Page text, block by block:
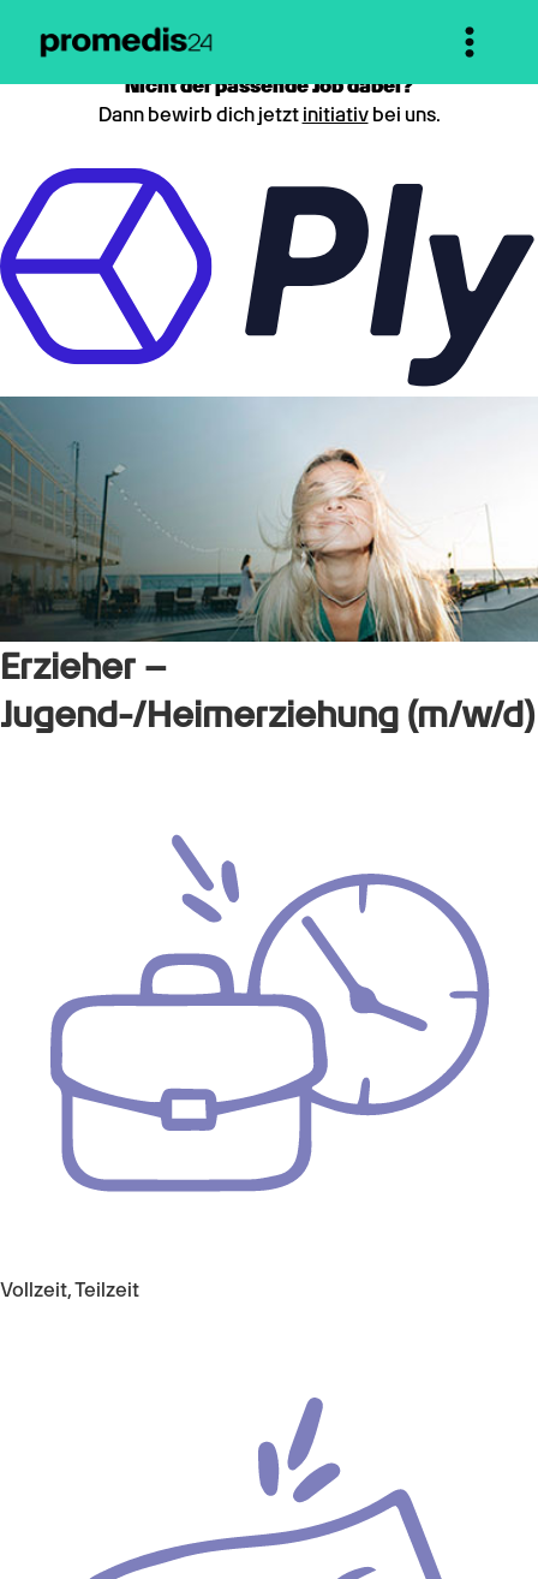
Nicht der passende Job dabei?
Dann bewirb dich jetzt initiativbei uns.
Erzieher –
Jugend-/Heimerziehung (m/w/d)
Vollzeit, Teilzeit